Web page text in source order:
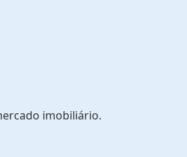
imobiliário.